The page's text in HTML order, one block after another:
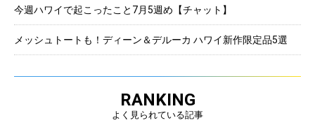
今週ハワイで起こったこと7月5週め【チャット】
メッシュトートも！ディーン＆デルーカ ハワイ新作限定品5選
RANKING
よく見られている記事